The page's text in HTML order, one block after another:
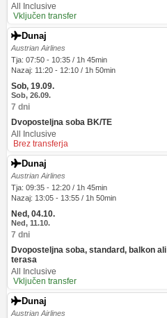
All Inclusive
Vključen transfer
Dunaj
Austrian Airlines
Tja: 07:50 - 10:35 / 1h 45min
Nazaj: 11:20 - 12:10 / 1h 50min
Sob, 19.09.
Sob, 26.09.
7 dni
Dvoposteljna soba BK/TE
All Inclusive
Brez transferja
Dunaj
Austrian Airlines
Tja: 09:35 - 12:20 / 1h 45min
Nazaj: 13:05 - 13:55 / 1h 50min
Ned, 04.10.
Ned, 11.10.
7 dni
Dvoposteljna soba, standard, balkon ali
terasa
All Inclusive
Vključen transfer
Dunaj
Austrian Airlines